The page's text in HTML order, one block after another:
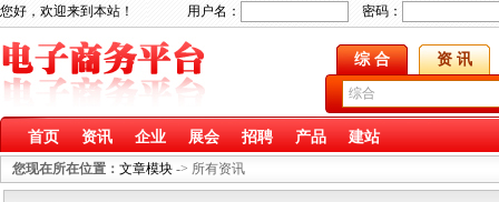
您好，欢迎来到本站！ 用户名： 密码：
综 合 资 讯
首页 资讯 企业 展会 招聘 产品 建站
您现在所在位置： 文章模块 -> 所有资讯